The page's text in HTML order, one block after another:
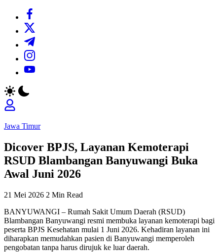
https://www.facebook.com/
https://twitter.com/
https://t.me/
https://www.instagram.com/
https://youtube.com/
Jawa Timur
Dicover BPJS, Layanan Kemoterapi
RSUD Blambangan Banyuwangi Buka
Awal Juni 2026
21 Mei 2026 2 Min Read
BANYUWANGI – Rumah Sakit Umum Daerah (RSUD)
Blambangan Banyuwangi resmi membuka layanan kemoterapi bagi
peserta BPJS Kesehatan mulai 1 Juni 2026. Kehadiran layanan ini
diharapkan memudahkan pasien di Banyuwangi memperoleh
pengobatan tanpa harus dirujuk ke luar daerah.